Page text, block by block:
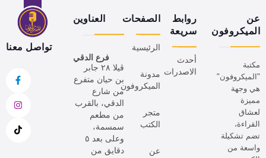
عن
الميكروفون
مكتبة
"الميكروفون"
هي وجهة
مميزة
لعشاق
القراءة،
تضم تشكيلة
واسعة من
روابط
سريعة
أحدث
الاصدرات
الصفحات
الرئيسية
مدونة
الميكروفون
متجر
الكتب
عن
العناوين
فرع الدقي
ڤيلا ٢٨ جابر
بن حيان متفرع
من شارع
الدقي، بالقرب
من مطعم
سمسمة،
وعلى بعد ٥
دقايق من
تواصل معنا